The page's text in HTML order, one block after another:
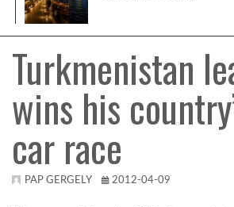
LATIN-AMERIKA
AUSZTRÁLIA
Turkmenistan
wins his
car race
PAP GERGELY 2012-04-09